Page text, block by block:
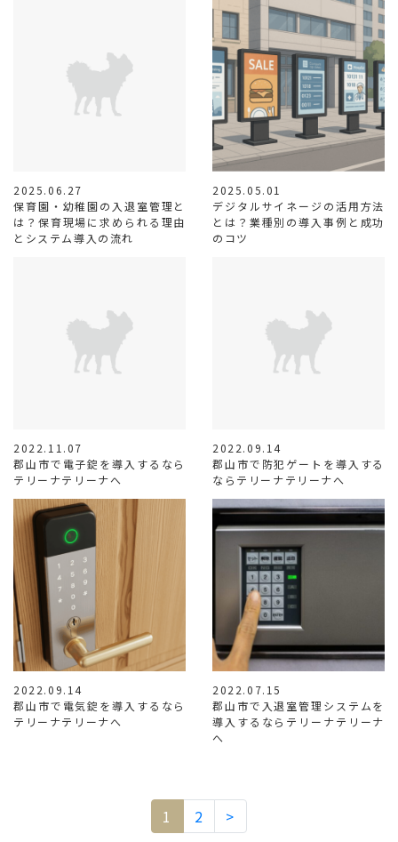
2025.06.27
保育園・幼稚園の入退室管理と
は？保育現場に求められる理由
とシステム導入の流れ
2025.05.01
デジタルサイネージの活用方法
とは？業種別の導入事例と成功
のコツ
2022.11.07
郡山市で電子錠を導入するなら
テリーナテリーナへ
2022.09.14
郡山市で防犯ゲートを導入する
ならテリーナテリーナへ
2022.09.14
郡山市で電気錠を導入するなら
テリーナテリーナへ
2022.07.15
郡山市で入退室管理システムを
導入するならテリーナテリーナ
へ
1 2 >